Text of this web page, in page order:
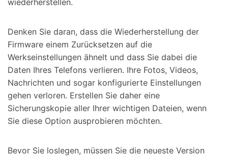
wiederherstellen.
Denken Sie daran, dass die Wiederherstellung der
Firmware einem Zurücksetzen auf die
Werkseinstellungen ähnelt und dass Sie dabei die
Daten Ihres Telefons verlieren. Ihre Fotos, Videos,
Nachrichten und sogar konfigurierte Einstellungen
gehen verloren. Erstellen Sie daher eine
Sicherungskopie aller Ihrer wichtigen Dateien, wenn
Sie diese Option ausprobieren möchten.
Bevor Sie loslegen, müssen Sie die neueste Version